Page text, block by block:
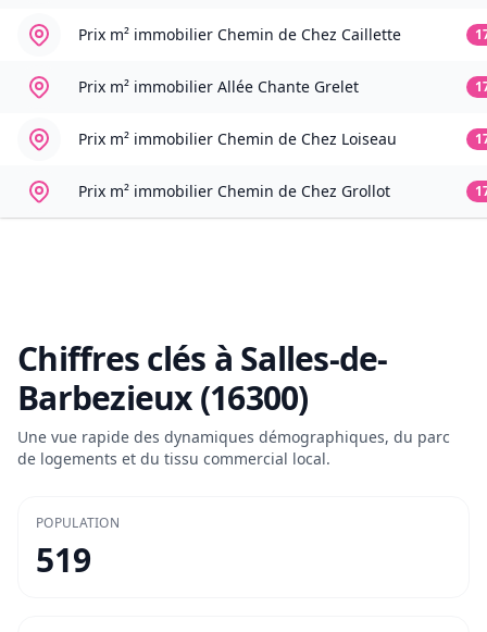
Prix m² immobilier Chemin de Chez Caillette
Prix m² immobilier Allée Chante Grelet
Prix m² immobilier Chemin de Chez Loiseau
Prix m² immobilier Chemin de Chez Grollot
Chiffres clés à Salles-de-
Barbezieux (16300)
Une vue rapide des dynamiques démographiques, du parc
de logements et du tissu commercial local.
POPULATION
519